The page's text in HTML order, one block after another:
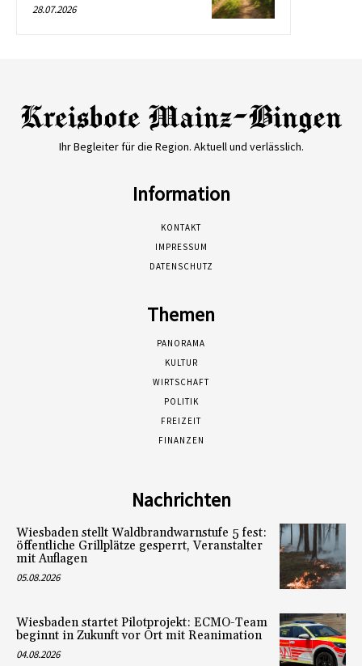
28.07.2026
Ihr Begleiter für die Region. Aktuell und verlässlich.
Information
KONTAKT
IMPRESSUM
DATENSCHUTZ
Themen
PANORAMA
KULTUR
WIRTSCHAFT
POLITIK
FREIZEIT
FINANZEN
Nachrichten
Wiesbaden stellt Waldbrandwarnstufe 5 fest:
öffentliche Grillplätze gesperrt, Veranstalter
mit Auflagen
05.08.2026
Wiesbaden startet Pilotprojekt: ECMO-Team
beginnt in Zukunft vor Ort mit Reanimation
04.08.2026